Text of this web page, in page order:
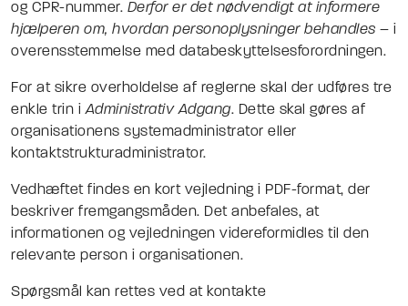
og CPR-nummer. Derfor er det nødvendigt at informere
hjælperen om, hvordan personoplysninger behandles – i
overensstemmelse med databeskyttelsesforordningen.
For at sikre overholdelse af reglerne skal der udføres tre
enkle trin iAdministrativ Adgang. Dette skal gøres af
organisationens systemadministrator eller
kontaktstrukturadministrator.
Vedhæftet findes en kort vejledning i PDF-format, der
beskriver fremgangsmåden. Det anbefales, at
informationen og vejledningen videreformidles til den
relevante person i organisationen.
Spørgsmål kan rettes ved at kontakte